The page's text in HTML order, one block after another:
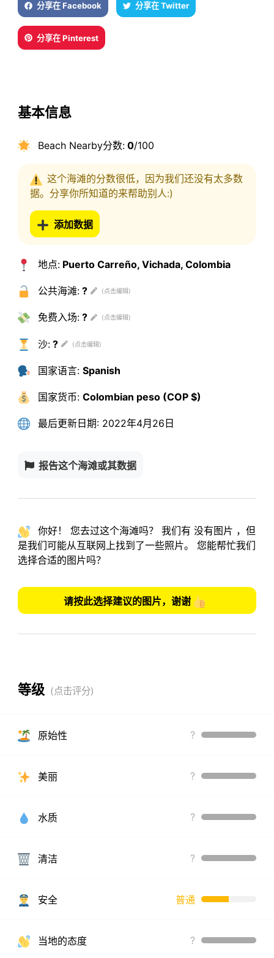
分享在 Facebook 分享在 Twitter
分享在 Pinterest
基本信息
Beach Nearby分数:0/100
这个海滩的分数很低，因为我们还没有太多数
据。分享你所知道的来帮助别人:)
添加数据
地点:Puerto Carreño, Vichada, Colombia
公共海滩:?
免费入场:?
沙:?
国家语言: Spanish
国家货币: Colombian peso (COP $)
最后更新日期:2022年4月26日
报告这个海滩或其数据
你好！ 您去过这个海滩吗？ 我们有 没有图片 ，但
是我们可能从互联网上找到了一些照片。
您能帮忙我们
选择合适的图片吗？
请按此选择建议的图片，谢谢
等级
原始性 ?
美丽 ?
水质 ?
清洁 ?
安全 普通
当地的态度 ?